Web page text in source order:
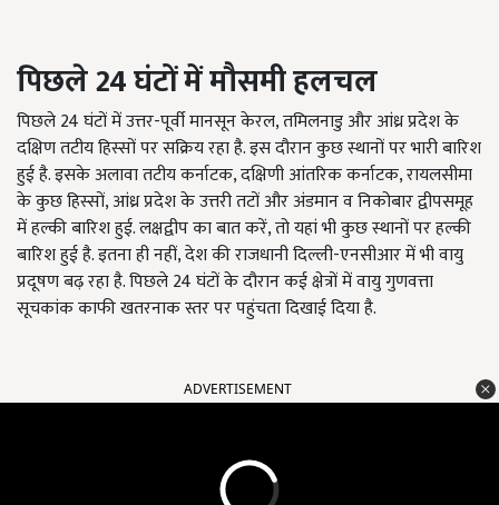
पिछले24घंटों में मौसमी हलचल
पिछले 24घंटों में उत्तर-पूर्वी मानसून केरल,तमिलनाडु और आंध्र प्रदेश के
दक्षिण तटीय हिस्सों पर सक्रिय रहा है. इस दौरान कुछ स्थानों पर भारी बारिश
हुई है. इसके अलावातटीय कर्नाटक, दक्षिणी आंतरिक कर्नाटक, रायलसीमा
के कुछ हिस्सों, आंध्र प्रदेश के उत्तरी तटों और अंडमान व निकोबार द्वीपसमूह
में हल्की बारिश हुई. लक्षद्वीप का बात करें,तो यहां भी कुछ स्थानों पर हल्की
बारिश हुई है. इतना ही नहीं,देश की राजधानी दिल्ली-एनसीआर में भी वायु
प्रदूषण बढ़ रहा है. पिछले24घंटों के दौरान कई क्षेत्रों में वायु गुणवत्ता
सूचकांक काफी खतरनाक स्तर पर पहुंचता दिखाई दिया है.
ADVERTISEMENT